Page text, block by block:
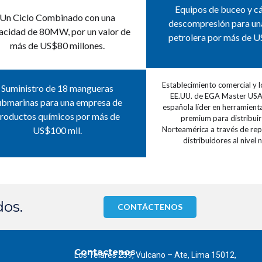
Un Ciclo Combinado con una
de 80MW, por un valor de
más de US$80 millones.
Suministro de 18 mangueras
para una empresa de
químicos por más de
US$100 mil.
Equipos de buceo y
descompresión para
petrolera por más de
Establecimiento comercial y
EE.UU. de EGA Master
española líder en
premium para
Norteamérica a través de
distribuidores al nivel
CONTÁCTENOS
Contactenos
Los Telares 239, Vulcano – Ate, Lima 15012,